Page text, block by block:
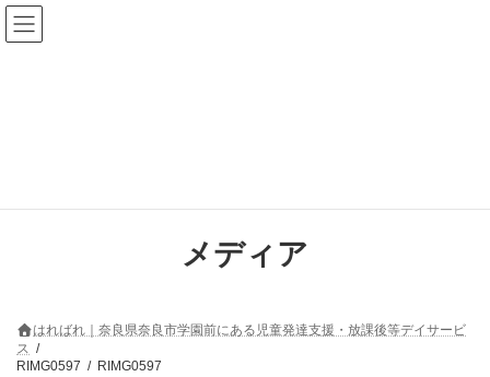
コ
ン
テ
ナ
ビ
ゲ
メディア
はればれ｜奈良県奈良市学園前にある児童発達支援・放課後等デイサービ
ス
RIMG0597
RIMG0597